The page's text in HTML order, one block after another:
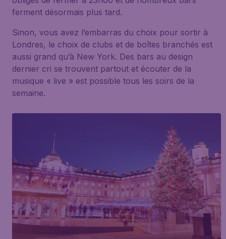
ferment désormais plus tard.
Sinon, vous avez l’embarras du choix pour sortir à
Londres, le choix de clubs et de boîtes branchés est
aussi grand qu’à New York. Des bars au design
dernier cri se trouvent partout et écouter de la
musique « live » est possible tous les soirs de la
semaine.